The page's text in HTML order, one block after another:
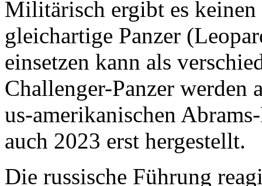
Militärisch ergibt es
gleichartige Panzer
einsetzen kann als
Challenger-Panzer
us-amerikanischen
auch 2023 erst hergestellt.
Die russische Führung